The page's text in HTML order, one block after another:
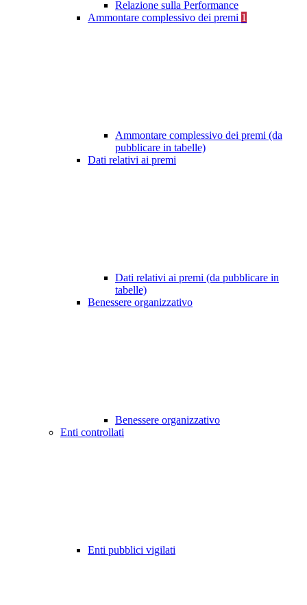
Relazione sulla Performance
Ammontare complessivo dei premi 1
Ammontare complessivo dei premi (da
pubblicare in tabelle)
Dati relativi ai premi
Dati relativi ai premi (da pubblicare in
tabelle)
Benessere organizzativo
Benessere organizzativo
Enti controllati
Enti pubblici vigilati